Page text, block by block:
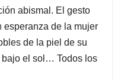
abismal. El gesto
esperanza de la mujer
de la piel de su
bajo el sol… Todos los